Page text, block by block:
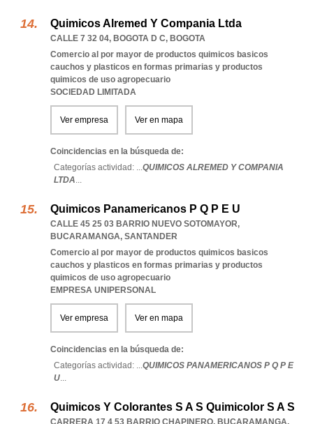
Quimicos Alremed Y Compania Ltda
CALLE 7 32 04, BOGOTA D C, BOGOTA
Comercio al por mayor de productos quimicos basicos
cauchos y plasticos en formas primarias y productos
quimicos de uso agropecuario
SOCIEDAD LIMITADA
Ver empresa Ver en mapa
Coincidencias en la búsqueda de:
Categorías actividad: ...QUIMICOS ALREMED Y COMPANIA
LTDA...
Quimicos Panamericanos P Q P E U
CALLE 45 25 03 BARRIO NUEVO SOTOMAYOR,
BUCARAMANGA, SANTANDER
Comercio al por mayor de productos quimicos basicos
cauchos y plasticos en formas primarias y productos
quimicos de uso agropecuario
EMPRESA UNIPERSONAL
Ver empresa Ver en mapa
Coincidencias en la búsqueda de:
Categorías actividad: ...QUIMICOS PANAMERICANOS P Q P E
U...
Quimicos Y Colorantes S A S Quimicolor S A S
CARRERA 17 4 53 BARRIO CHAPINERO, BUCARAMANGA,